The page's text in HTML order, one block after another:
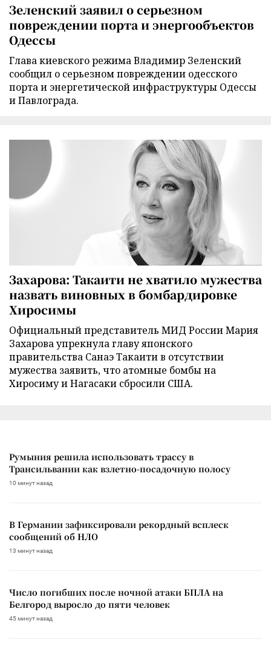
Зеленский заявил о серьезном
повреждении порта и энергообъектов
Одессы
Глава киевского режима Владимир Зеленский
сообщил о серьезном повреждении одесского
порта и энергетической инфраструктуры Одессы
и Павлограда.
Захарова: Такаити не хватило мужества
назвать виновных в бомбардировке
Хиросимы
Официальный представитель МИД России Мария
Захарова упрекнула главу японского
правительства Санаэ Такаити в отсутствии
мужества заявить, что атомные бомбы на
Хиросиму и Нагасаки сбросили США.
Румыния решила использовать трассу в
Трансильвании как взлетно-посадочную полосу
10 минут назад
В Германии зафиксировали рекордный всплеск
сообщений об НЛО
13 минут назад
Число погибших после ночной атаки БПЛА на
Белгород выросло до пяти человек
45 минут назад